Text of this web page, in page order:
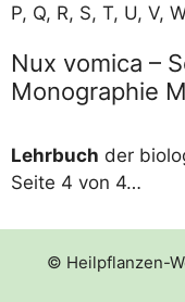
P, Q, R, S, T, U, V,
Nux vomica –
Monographie
Lehr­buch der
Sei­te 4 von 4…
© Heilpflanzen-